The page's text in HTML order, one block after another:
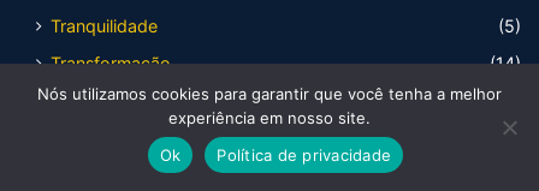
Tranquilidade
(5)
Transformação
(14)
Tribulação
(6)
(11)
Nós utilizamos cookies para garantir que você tenha a melhor
experiência em nosso site.
Ok
Política de privacidade